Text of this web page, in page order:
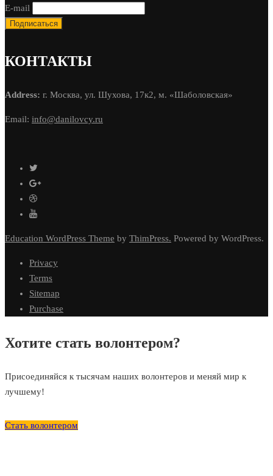
E-mail
КОНТАКТЫ
Address: г. Москва, ул. Шухова, 17к2, м. «Шаболовская»
Email: info@danilovcy.ru
Education WordPress Theme by ThimPress. Powered by WordPress.
Privacy
Terms
Sitemap
Purchase
Хотите стать волонтером?
Присоединяйся к тысячам наших волонтеров и меняй мир к
лучшему!
Стать волонтером